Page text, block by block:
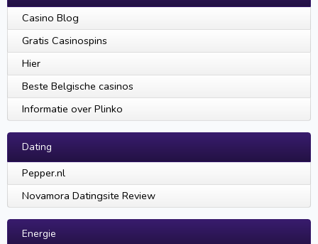
Casino Blog
Gratis Casinospins
Hier
Beste Belgische casinos
Informatie over Plinko
Dating
Pepper.nl
Novamora Datingsite Review
Energie